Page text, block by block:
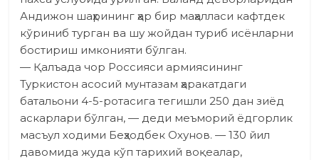
Андижон шаҳрининг ҳар бир маҳалласи кафтдек
кўриниб турган ва шу жойдан туриб исёнларни
бостириш имконияти бўлган.
— Қалъада чор Россия­си армиясининг
Туркистон асосий мунтазам ҳаракатдаги
батальони 4-5-ротасига тегиш­ли 250 дан зиёд
аскарлари бўлган, — деди меъморий ёдгорлик
масъул ходими Беҳзодбек Охунов. — 130 йил
давомида жуда кўп тарихий воқеалар,